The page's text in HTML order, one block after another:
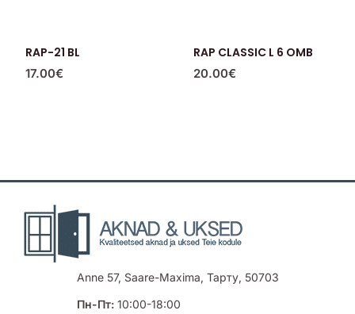
RAP-21 BL
17.00€
RAP CLASSIC L 6 OMB
20.00€
Anne 57, Saare-Maxima, Тарту, 50703
Пн-Пт:10:00-18:00